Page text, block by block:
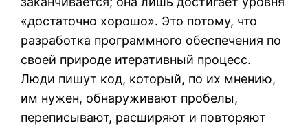
«достаточно хорошо». Это потому, что
разработка программного обеспечения по
своей природе итеративный процесс.
Люди пишут код, который, по их мнению,
им нужен, обнаруживают пробелы,
переписывают, расширяют и повторяют